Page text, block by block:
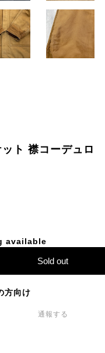
ト 襟コーデュロ
available
Sold out
方向け
通報する